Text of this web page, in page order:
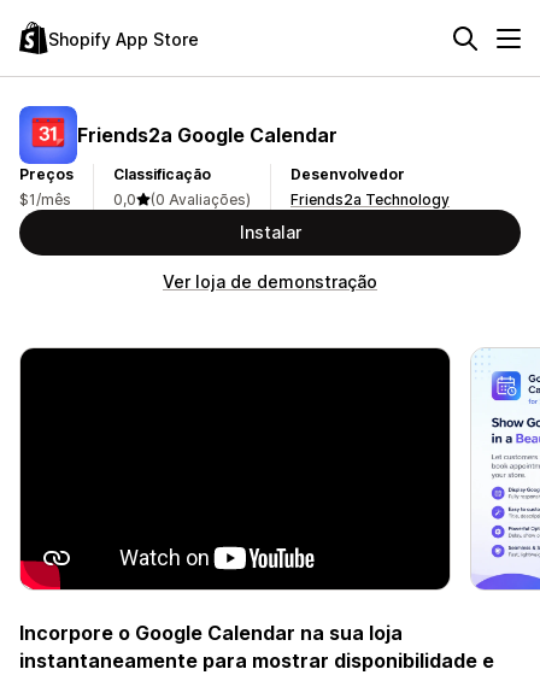
Shopify App Store
Friends2a Google Calendar
Preços
$1/mês
Classificação
0,0
(0 Avaliações)
Desenvolvedor
Friends2a Technology
Instalar
Ver loja de demonstração
Incorpore o Google Calendar na sua loja
instantaneamente para mostrar disponibilidade e